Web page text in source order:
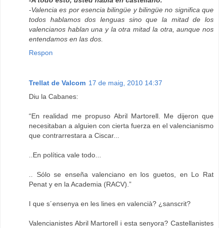
-Valencia es por esencia bilingüe y bilingüe no significa que
todos hablamos dos lenguas sino que la mitad de los
valencianos hablan una y la otra mitad la otra, aunque nos
entendamos en las dos.
Respon
Trellat de Valcom 17 de maig, 2010 14:37
Diu la Cabanes:
“En realidad me propuso Abril Martorell. Me dijeron que
necesitaban a alguien con cierta fuerza en el valencianismo
que contrarrestara a Ciscar...
..En política vale todo...
.. Sólo se enseña valenciano en los guetos, en Lo Rat
Penat y en la Academia (RACV).”
I que s´ensenya en les lines en valencià? ¿sanscrit?
Valencianistes Abril Martorell i esta senyora? Castellanistes